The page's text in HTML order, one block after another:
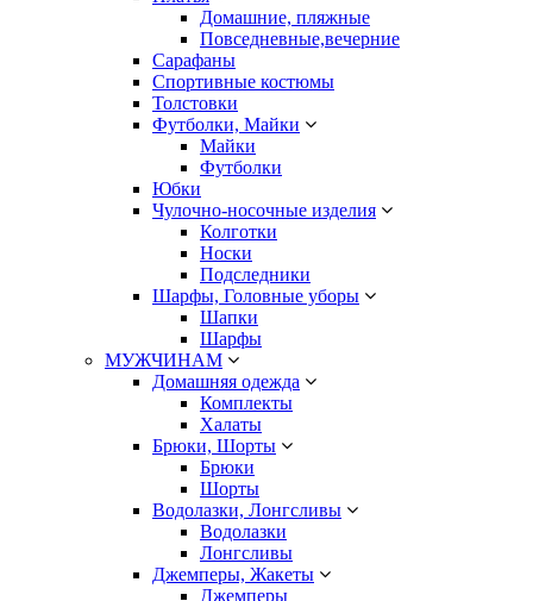
Домашние, пляжные
Повседневные,вечерние
Сарафаны
Спортивные костюмы
Толстовки
Футболки, Майки
Майки
Футболки
Юбки
Чулочно-носочные изделия
Колготки
Носки
Подследники
Шарфы, Головные уборы
Шапки
Шарфы
МУЖЧИНАМ
Домашняя одежда
Комплекты
Халаты
Брюки, Шорты
Брюки
Шорты
Водолазки, Лонгсливы
Водолазки
Лонгсливы
Джемперы, Жакеты
Джемперы